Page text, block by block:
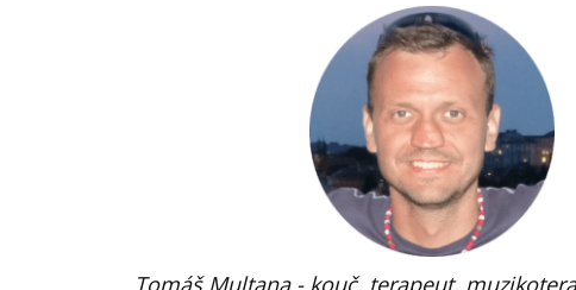
Tomáš Multana - kouč, terapeut,